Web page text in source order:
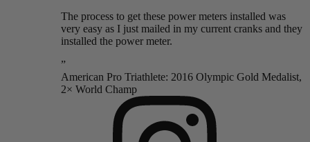
The process to get these power meters installed was
very easy as I just mailed in my current cranks and they
installed the power meter.
”
American Pro Triathlete: 2016 Olympic Gold Medalist,
2× World Champ